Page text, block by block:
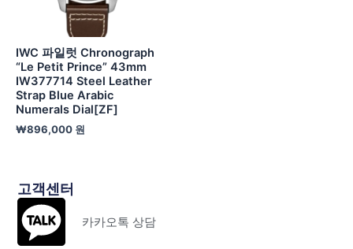
IWC 파일럿 Chronograph
“Le Petit Prince” 43mm
IW377714 Steel Leather
Strap Blue Arabic
Numerals Dial[ZF]
₩896,000 원
고객센터
카카오톡 상담